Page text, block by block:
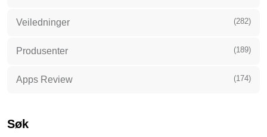
Veiledninger (282)
Produsenter (189)
Apps Review (174)
Søk